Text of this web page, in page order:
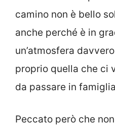
camino non è bello
anche perché è in
un’atmosfera
proprio quella che ci
da passare in
Peccato però che